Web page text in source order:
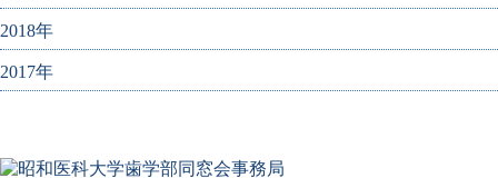
2018年
2017年